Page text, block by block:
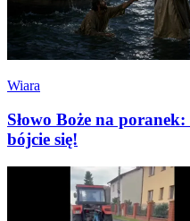
Wiara
Słowo Boże na
bójcie się!